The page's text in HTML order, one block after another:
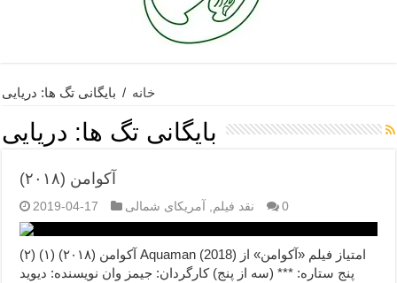
خانه / بایگانی تگ ها: دریایی
بایگانی تگ ها: دریایی
آکوامن (۲۰۱۸)
2019-04-17 نقد فیلم آمریکای شمالی 0
آکوامن (۲۰۱۸) (۱) (۲) Aquaman (2018) امتیاز فیلم «آکوامن» از
پنج ستاره: *** (سه از پنج) کارگردان: جیمز وان نویسنده: دیوید